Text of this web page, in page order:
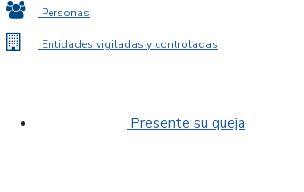
Personas
Entidades vigiladas y controladas
Presente su queja